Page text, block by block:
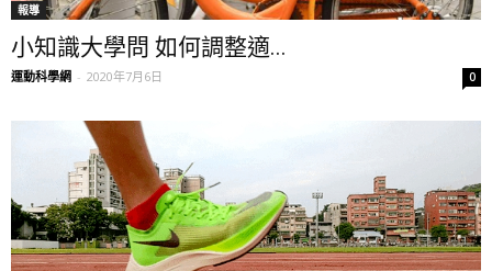
報導
小知識大學問 如何調整適...
運動科學網 - 2020年7月6日 0